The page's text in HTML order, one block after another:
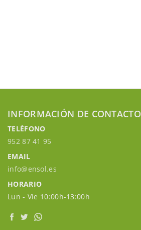
INFORMACIÓN DE CONTACTO
TELÉFONO
952 87 41 95
EMAIL
info@ensol.es
HORARIO
Lun - Vie 10:00h-13:00h